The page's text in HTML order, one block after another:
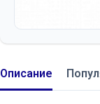
Описание